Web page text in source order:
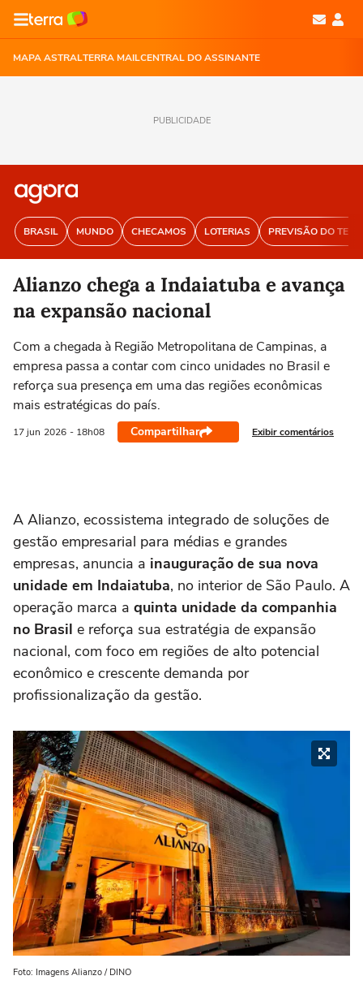
MAPA ASTRALTERRA MAILCENTRAL DO ASSINANTE
PUBLICIDADE
BRASIL MUNDO CHECAMOS LOTERIAS PREVISÃO DO
Alianzo chega a Indaiatuba e avança
na expansão nacional
Com a chegada à Região Metropolitana de Campinas, a
empresa passa a contar com cinco unidades no Brasil e
reforça sua presença em uma das regiões econômicas
mais estratégicas do país.
17 jun 2026 - 18h08 Compartilhar Exibir comentários
A Alianzo, ecossistema integrado de soluções de
gestão empresarial para médias e grandes
empresas, anuncia a inauguração de sua nova
unidade em Indaiatuba, no interior de São Paulo. A
operação marca a quinta unidade da companhia
no Brasil e reforça sua estratégia de expansão
nacional, com foco em regiões de alto potencial
econômico e crescente demanda por
profissionalização da gestão.
Foto: Imagens Alianzo / DINO